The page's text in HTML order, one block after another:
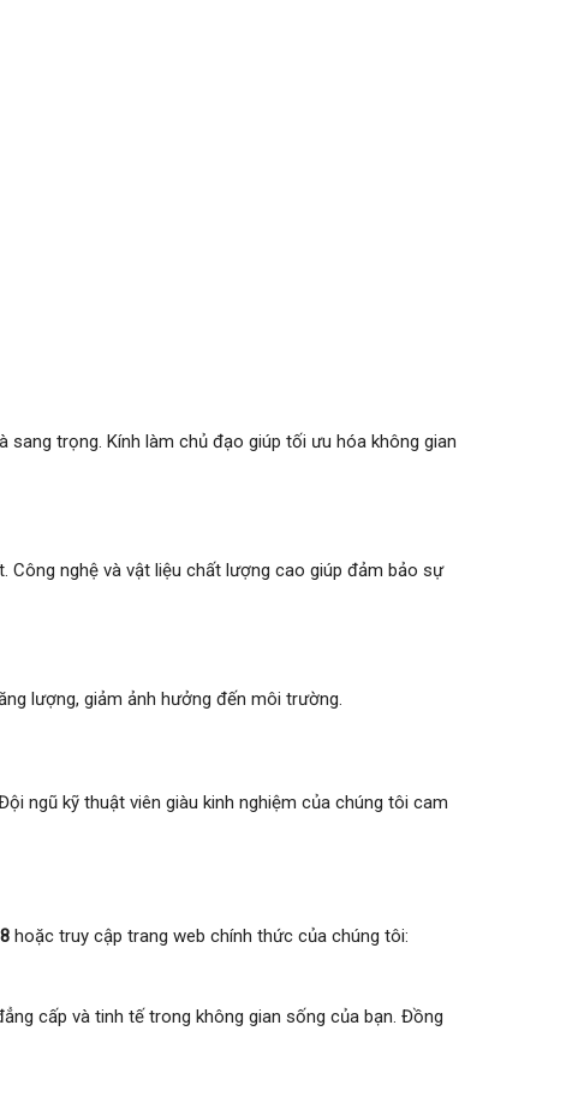
trọng. Kính làm chủ đạo giúp tối ưu hóa không gian
Công nghệ và vật liệu chất lượng cao giúp đảm bảo sự
lượng, giảm ảnh hưởng đến môi trường.
ngũ kỹ thuật viên giàu kinh nghiệm của chúng tôi cam
hoặc truy cập trang web chính thức của chúng tôi:
cấp và tinh tế trong không gian sống của bạn. Đồng